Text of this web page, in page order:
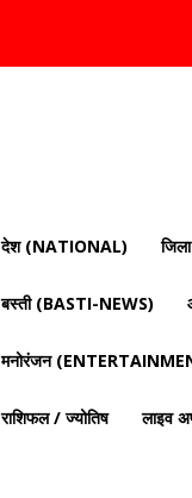
देश (NATIONAL)
बस्ती (BASTI-NEWS)
मनोरंजन
राशिफल / ज्योतिष लाइव